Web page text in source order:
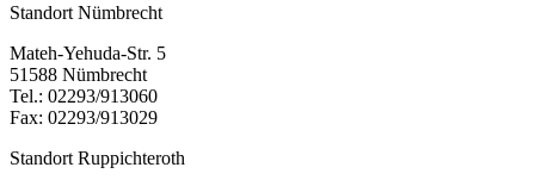
Standort Nümbrecht
Mateh-Yehuda-Str. 5
51588 Nümbrecht
Tel.: 02293/913060
Fax: 02293/913029
Standort Ruppichteroth